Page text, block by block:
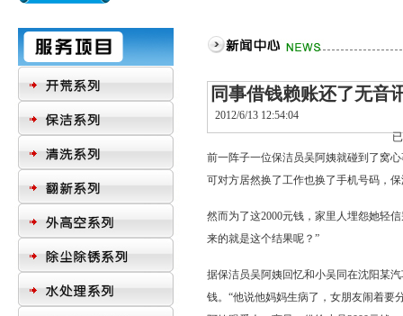
同事借钱赖账还了无音
2012/6/13 12:54:04
前一阵子一位保洁员吴阿姨就碰到了窝
可对方居然换了工作也换了手机号码，
然而为了这2000元钱，家里人埋怨她轻
来的就是这个结果呢？”
据保洁员吴阿姨回忆和小吴同在沈阳某
钱。“他说他妈妈生病了，女朋友闹着要